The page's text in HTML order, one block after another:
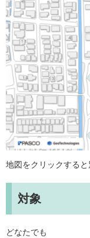
地図をクリックすると
対象
どなたでも